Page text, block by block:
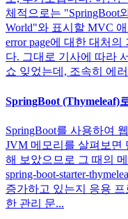
체적으로는 "SpringBoot
World"와 표시할 MVC
error page에 대한 대처
다. 그대로 기사에 따라
쇼 잊었는데, 조속히 에
SpringBoot (Thymeleaf)
SpringBoot를 사용하여
JVM 메모리를 살펴보면
해 보았으므로 그 때의 메
spring-boot-starter-
증가하고 있는지 응용 프
한 관리 문...